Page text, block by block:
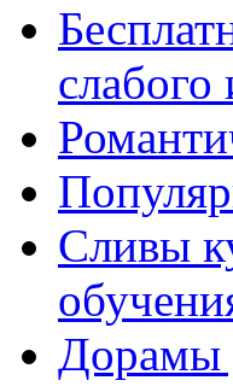
слабого
Сливы
Дорамы